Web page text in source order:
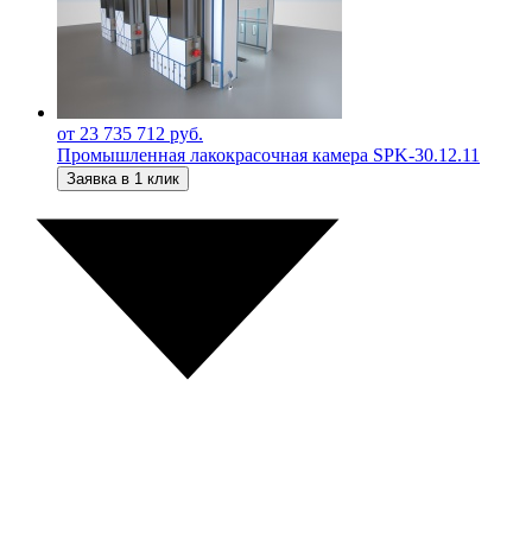
от 23 735 712 руб.
Промышленная лакокрасочная камера SPK-30.12.11
Заявка в 1 клик